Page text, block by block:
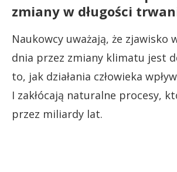
zmiany w długości
Naukowcy uważają, że zjawisko
dnia przez zmiany klimatu jest
to, jak działania człowieka
I zakłócają naturalne procesy,
przez miliardy lat.